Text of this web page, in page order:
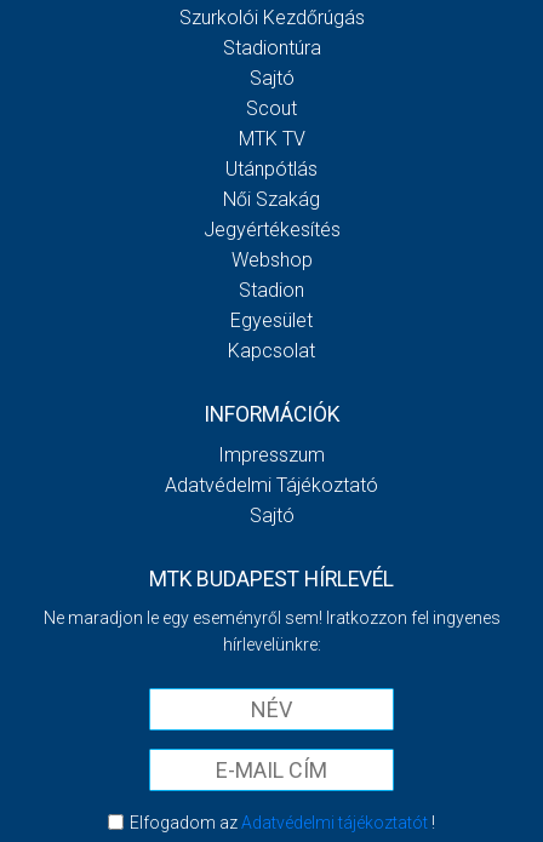
Szurkolói Kezdőrúgás
Stadiontúra
Sajtó
Scout
MTK TV
Utánpótlás
Női Szakág
Jegyértékesítés
Webshop
Stadion
Egyesület
Kapcsolat
INFORMÁCIÓK
Impresszum
Adatvédelmi Tájékoztató
Sajtó
MTK BUDAPEST HÍRLEVÉL
Ne maradjon le egy eseményről sem! Iratkozzon fel ingyenes
hírlevelünkre:
Elfogadom azAdatvédelmi tájékoztatót!